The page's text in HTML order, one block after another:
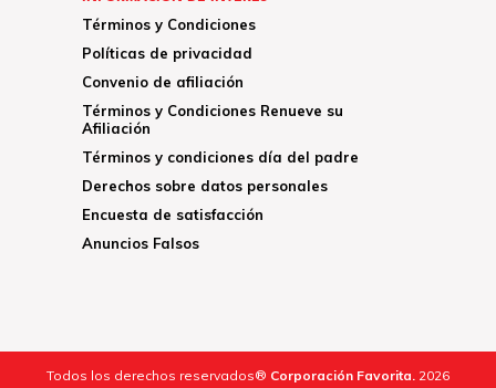
Términos y Condiciones
Políticas de privacidad
Convenio de afiliación
Términos y Condiciones Renueve su
Afiliación
Términos y condiciones día del padre
Derechos sobre datos personales
Encuesta de satisfacción
Anuncios Falsos
Todos los derechos reservados® Corporación Favorita. 2026